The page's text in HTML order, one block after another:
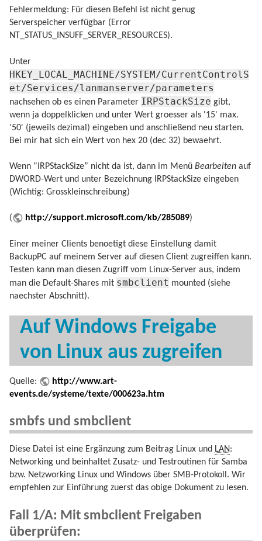
Fehlermeldung: Für diesen Befehl ist nicht genug
Serverspeicher verfügbar (Error
NT_STATUS_INSUFF_SERVER_RESOURCES).
Unter
HKEY_LOCAL_MACHINE/SYSTEM/CurrentControlS
et/Services/lanmanserver/parameters
nachsehen ob es einen Parameter IRPStackSize gibt,
wenn ja doppelklicken und unter Wert groesser als '15' max.
'50' (jeweils dezimal) eingeben und anschließend neu starten.
Bei mir hat sich ein Wert von hex 20 (dec 32) bewaehrt.
Wenn “IRPStackSize” nicht da ist, dann im Menü Bearbeiten auf
DWORD-Wert und unter Bezeichnung IRPStackSize eingeben
(Wichtig: Grosskleinschreibung)
( http://support.microsoft.com/kb/285089)
Einer meiner Clients benoetigt diese Einstellung damit
BackupPC auf meinem Server auf diesen Client zugreiffen kann.
Testen kann man diesen Zugriff vom Linux-Server aus, indem
man die Default-Shares mit smbclient mounted (siehe
naechster Abschnitt).
Auf Windows Freigabe
von Linux aus zugreifen
Quelle:
http://www.art-
events.de/systeme/texte/000623a.htm
smbfs und smbclient
Diese Datei ist eine Ergänzung zum Beitrag Linux und LAN:
Networking und beinhaltet Zusatz- und Testroutinen für Samba
bzw. Netzworking Linux und Windows über SMB-Protokoll. Wir
empfehlen zur Einführung zuerst das obige Dokument zu lesen.
Fall 1/A: Mit smbclient Freigaben
überprüfen: